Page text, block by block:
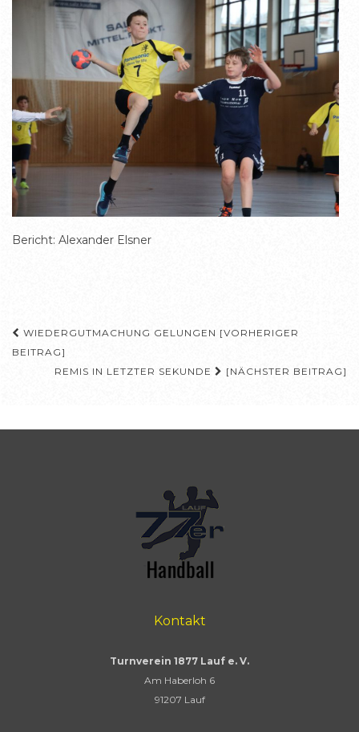
Bericht: Alexander Elsner
Beitragsnavigation
WIEDERGUTMACHUNG GELUNGEN [VORHERIGER
BEITRAG]
REMIS IN LETZTER SEKUNDE
[NÄCHSTER BEITRAG]
Kontakt
Turnverein 1877 Lauf e. V.
Am Haberloh 6
91207 Lauf